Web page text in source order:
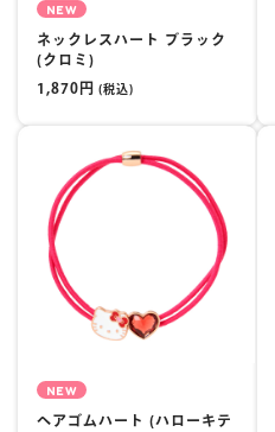
NEW
ネックレスハート ブラック
(クロミ)
1,870円 (税込)
NEW
ヘアゴムハート (ハローキテ